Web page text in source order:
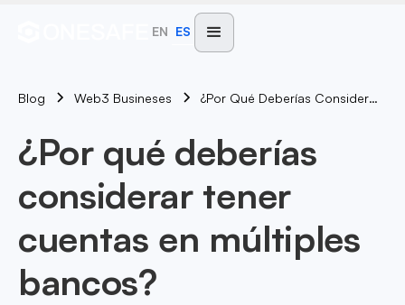
EN ES
Blog Web3 Busineses ¿Por Qué Deberías Considerar Tener Cuentas En Múltiples Bancos?
¿Por qué deberías
considerar tener
cuentas en múltiples
bancos?